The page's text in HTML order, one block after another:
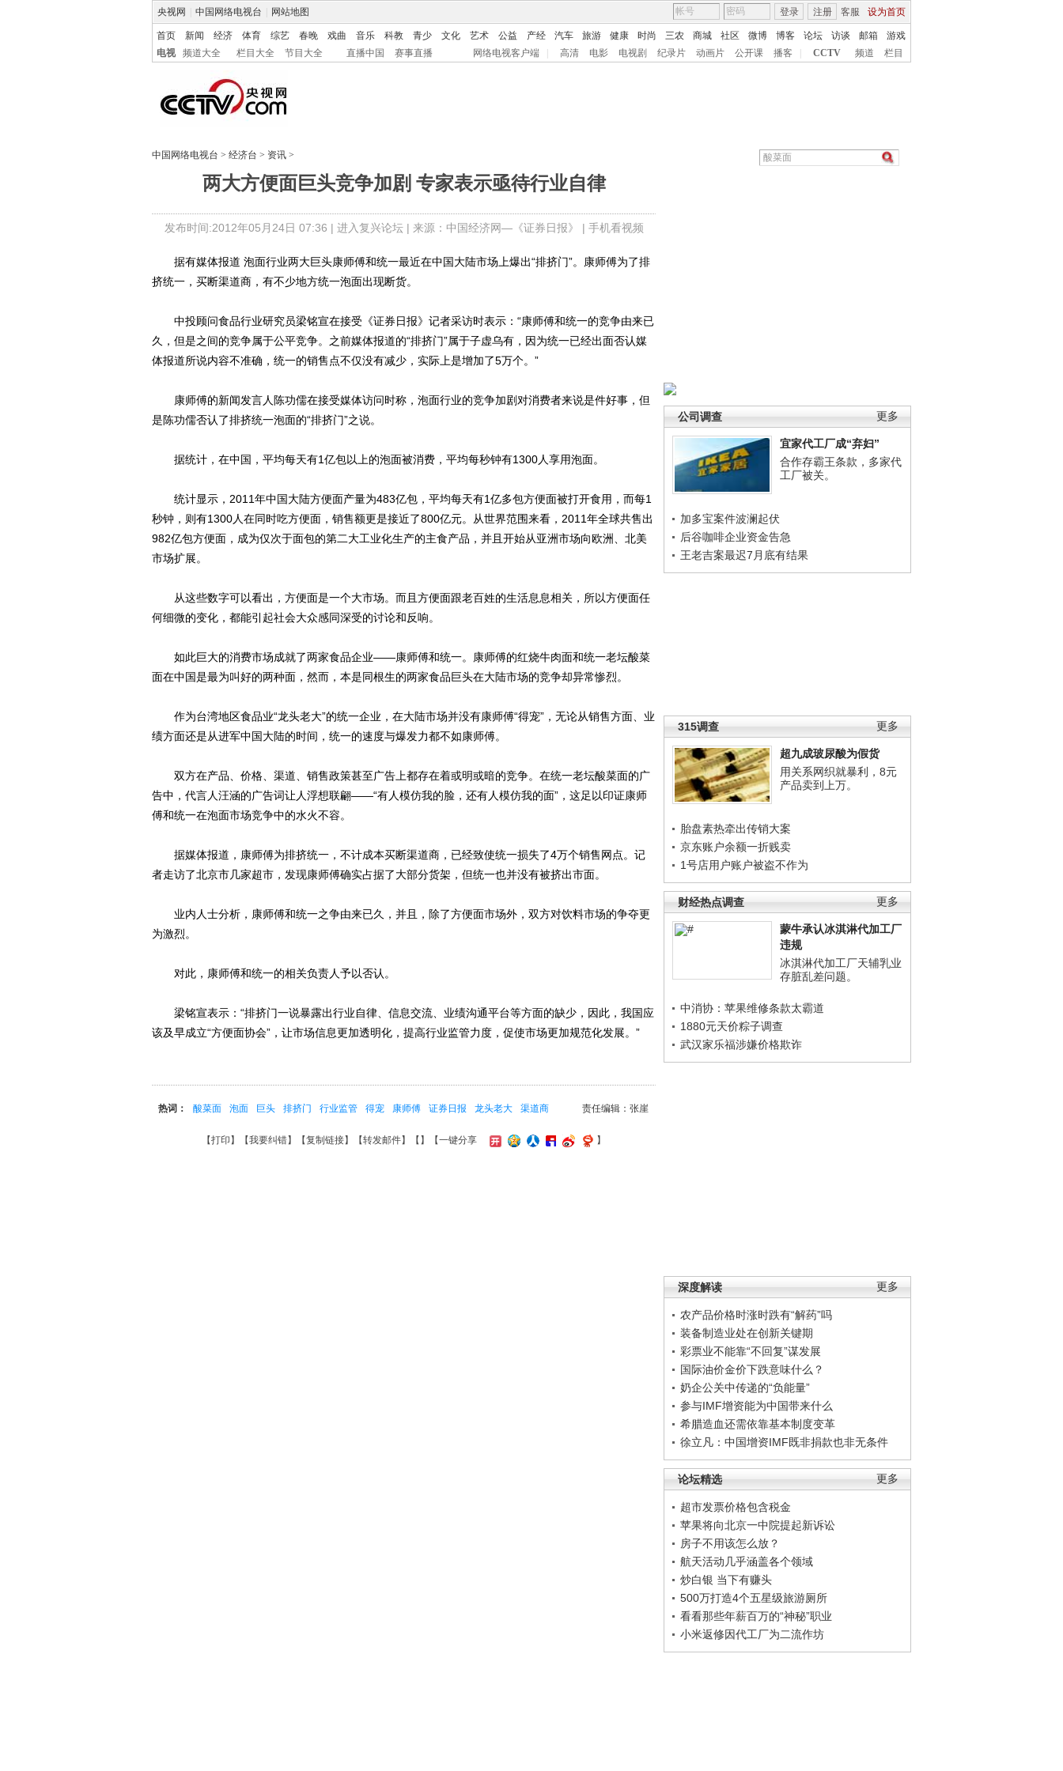
央视网 中国网络电视台 网站地图 客服 设为首页
登录 注册
首页 新闻 经济 体育 综艺 春晚 戏曲 音乐 科教 青少 文化 艺术 公益 产经 汽车 旅游 健康 时尚 三农 商城 社区 微博 博客 论坛 访谈 邮箱
游戏
电视
频道大全 栏目大全 节目大全 直播中国 赛事直播 网络电视客户端 高清 电影 电视剧 纪录片 动画片 公开课 播客 CCTV 频道 栏目
中国网络电视台 > 经济台 > 资讯 >
两大方便面巨头竞争加剧 专家表示亟待行业自律
发布时间:2012年05月24日 07:36 | 进入复兴论坛| 来源：中国经济网—《证券日报》 | 手机看视频
更多
公司调查
宜家代工厂成“弃妇”
合作存霸王条款，多家代
工厂被关。
加多宝案件波澜起伏
后谷咖啡企业资金告急
王老吉案最迟7月底有结果
更多
315调查
超九成玻尿酸为假货
用关系网织就暴利，8元
产品卖到上万。
胎盘素热牵出传销大案
京东账户余额一折贱卖
1号店用户账户被盗不作为
更多
财经热点调查
蒙牛承认冰淇淋代加工厂
违规
冰淇淋代加工厂天辅乳业
存脏乱差问题。
中消协：苹果维修条款太霸道
1880元天价粽子调查
武汉家乐福涉嫌价格欺诈
更多
深度解读
农产品价格时涨时跌有“解药”吗
装备制造业处在创新关键期
彩票业不能靠“不回复”谋发展
国际油价金价下跌意味什么？
奶企公关中传递的“负能量”
参与IMF增资能为中国带来什么
希腊造血还需依靠基本制度变革
徐立凡：中国增资IMF既非捐款也非无条件
更多
论坛精选
超市发票价格包含税金
苹果将向北京一中院提起新诉讼
房子不用该怎么放？
航天活动几乎涵盖各个领域
炒白银 当下有赚头
500万打造4个五星级旅游厕所
看看那些年薪百万的“神秘”职业
小米返修因代工厂为二流作坊
据有媒体报道 泡面行业两大巨头康师傅和统一最近在中国大陆市场上爆出“排挤门”。康师傅为了排
挤统一，买断渠道商，有不少地方统一泡面出现断货。
中投顾问食品行业研究员梁铭宣在接受《证券日报》记者采访时表示：“康师傅和统一的竞争由来已
久，但是之间的竞争属于公平竞争。之前媒体报道的“排挤门”属于子虚乌有，因为统一已经出面否认媒
体报道所说内容不准确，统一的销售点不仅没有减少，实际上是增加了5万个。”
康师傅的新闻发言人陈功儒在接受媒体访问时称，泡面行业的竞争加剧对消费者来说是件好事，但
是陈功儒否认了排挤统一泡面的“排挤门”之说。
据统计，在中国，平均每天有1亿包以上的泡面被消费，平均每秒钟有1300人享用泡面。
统计显示，2011年中国大陆方便面产量为483亿包，平均每天有1亿多包方便面被打开食用，而每1
秒钟，则有1300人在同时吃方便面，销售额更是接近了800亿元。从世界范围来看，2011年全球共售出
982亿包方便面，成为仅次于面包的第二大工业化生产的主食产品，并且开始从亚洲市场向欧洲、北美
市场扩展。
从这些数字可以看出，方便面是一个大市场。而且方便面跟老百姓的生活息息相关，所以方便面任
何细微的变化，都能引起社会大众感同深受的讨论和反响。
如此巨大的消费市场成就了两家食品企业——康师傅和统一。康师傅的红烧牛肉面和统一老坛酸菜
面在中国是最为叫好的两种面，然而，本是同根生的两家食品巨头在大陆市场的竞争却异常惨烈。
作为台湾地区食品业“龙头老大”的统一企业，在大陆市场并没有康师傅“得宠”，无论从销售方面、业
绩方面还是从进军中国大陆的时间，统一的速度与爆发力都不如康师傅。
双方在产品、价格、渠道、销售政策甚至广告上都存在着或明或暗的竞争。在统一老坛酸菜面的广
告中，代言人汪涵的广告词让人浮想联翩——“有人模仿我的脸，还有人模仿我的面”，这足以印证康师
傅和统一在泡面市场竞争中的水火不容。
据媒体报道，康师傅为排挤统一，不计成本买断渠道商，已经致使统一损失了4万个销售网点。记
者走访了北京市几家超市，发现康师傅确实占据了大部分货架，但统一也并没有被挤出市面。
业内人士分析，康师傅和统一之争由来已久，并且，除了方便面市场外，双方对饮料市场的争夺更
为激烈。
对此，康师傅和统一的相关负责人予以否认。
梁铭宣表示：“排挤门一说暴露出行业自律、信息交流、业绩沟通平台等方面的缺少，因此，我国应
该及早成立“方便面协会”，让市场信息更加透明化，提高行业监管力度，促使市场更加规范化发展。”
责任编辑：张崖
热词： 酸菜面 泡面 巨头 排挤门 行业监管 得宠 康师傅 证券日报 龙头老大 渠道商
【打印 】【我要纠错】【复制链接】【转发邮件】【 】 【一键分享 】